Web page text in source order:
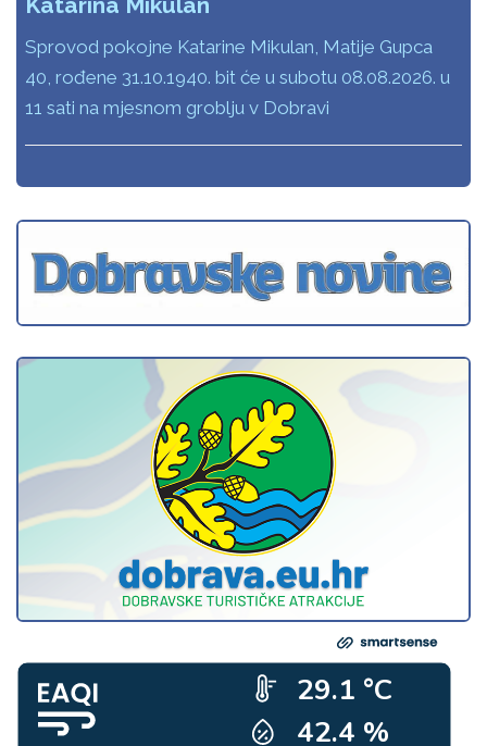
Sprovod pokojne Katarine Mikulan, Matije Gupca
40, rođene 31.10.1940. bit će u subotu 08.08.2026. u
11 sati na mjesnom groblju v Dobravi